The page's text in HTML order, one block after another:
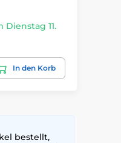
Dienstag 11.
In den Korb
bestellt,